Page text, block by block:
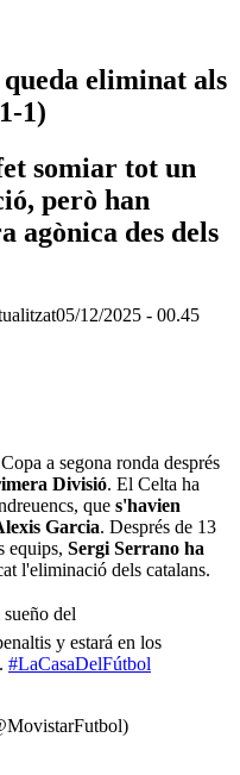
eliminat als
1)
somiar tot un
però han
agònica des dels
05/12/2025 - 00.45
a segona ronda després
Divisió. El Celta ha
que s'havien
Garcia. Després de 13
equips, Sergi Serrano ha
l'eliminació dels catalans.
del
y estará en los
. #LaCasaDelFútbol